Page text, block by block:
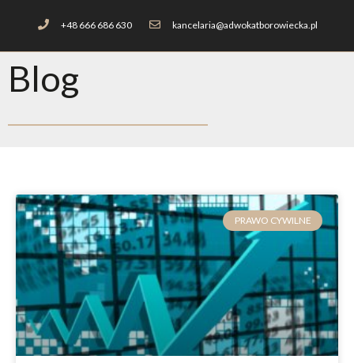
+48 666 686 630 kancelaria@adwokatborowiecka.pl
Blog
PRAWO CYWILNE